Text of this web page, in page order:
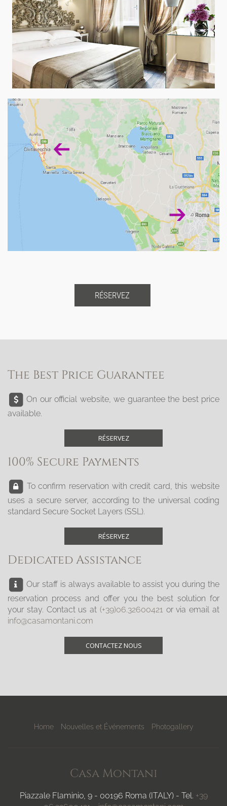
RÉSERVEZ
The Best Price Guarantee
On our official website, we guarantee the best price
available.
RÉSERVEZ
100% Secure Payments
To confirm reservation with credit card, this website
uses a secure server, according to the universal coding
standard Secure Socket Layers (SSL).
RÉSERVEZ
Dedicated Assistance
Our staff is always available to assist you during the
reservation process and offer you the best solution for
your stay. Contact us at (+39)06.32600421 or via email at
info@casamontani.com
CONTACTEZ NOUS
Home Nouvelles et Événements Photogallery
Casa Montani
Piazzale Flaminio, 9 - 00196 Roma (ITALY) - Tel. +39